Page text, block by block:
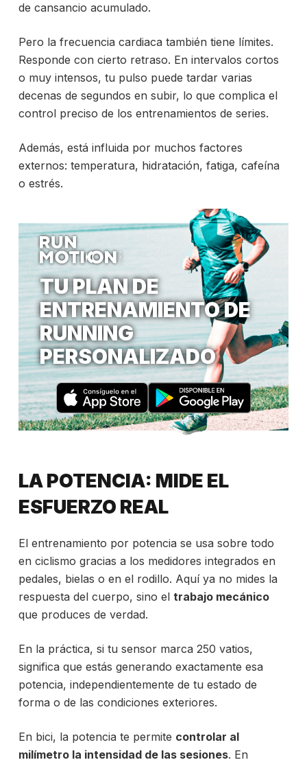
de cansancio acumulado.
Pero la frecuencia cardiaca también tiene límites.
Responde con cierto retraso. En intervalos cortos
o muy intensos, tu pulso puede tardar varias
decenas de segundos en subir, lo que complica el
control preciso de los entrenamientos de series.
Además, está influida por muchos factores
externos: temperatura, hidratación, fatiga, cafeína
o estrés.
TU PLAN DE
ENTRENAMIENTO DE
RUNNING
PERSONALIZADO
LA POTENCIA: MIDE EL
ESFUERZO REAL
El entrenamiento por potencia se usa sobre todo
en ciclismo gracias a los medidores integrados en
pedales, bielas o en el rodillo. Aquí ya no mides la
respuesta del cuerpo, sino el trabajo mecánico
que produces de verdad.
En la práctica, si tu sensor marca 250 vatios,
significa que estás generando exactamente esa
potencia, independientemente de tu estado de
forma o de las condiciones exteriores.
En bici, la potencia te permite controlar al
milímetro la intensidad de las sesiones. En